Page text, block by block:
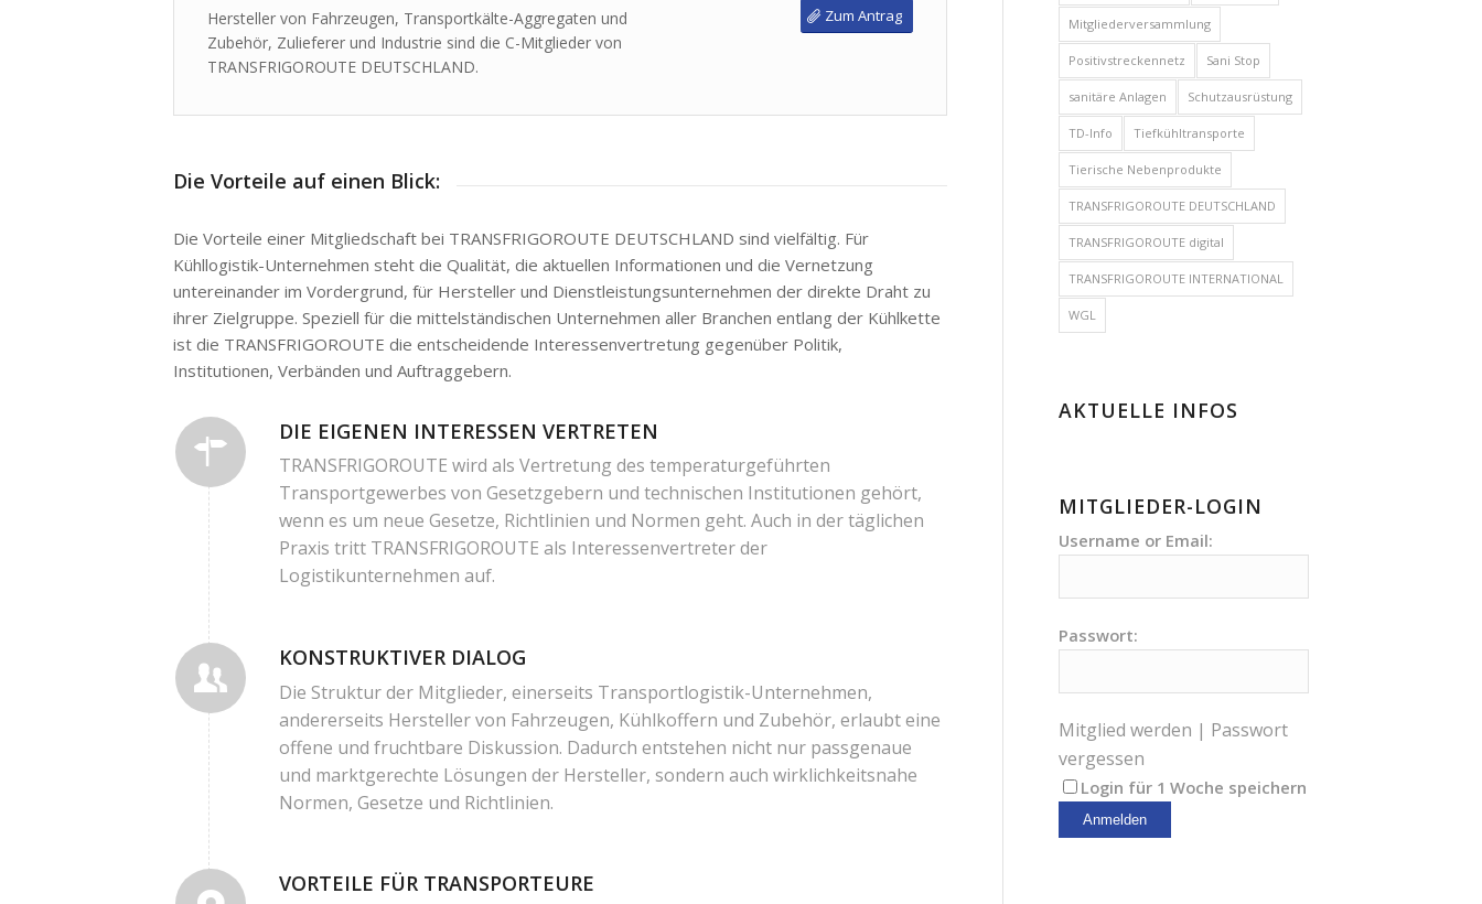
Hersteller von Fahrzeugen, Transportkälte-Aggregaten und
Zubehör, Zulieferer und Industrie sind die C-Mitglieder von
TRANSFRIGOROUTE DEUTSCHLAND.
Zum Antrag
Die Vorteile auf einen Blick:
Die Vorteile einer Mitgliedschaft bei TRANSFRIGOROUTE DEUTSCHLAND sind vielfältig. Für
Kühllogistik-Unternehmen steht die Qualität, die aktuellen Informationen und die Vernetzung
untereinander im Vordergrund, für Hersteller und Dienstleistungsunternehmen der direkte Draht zu
ihrer Zielgruppe. Speziell für die mittelständischen Unternehmen aller Branchen entlang der Kühlkette
ist die TRANSFRIGOROUTE die entscheidende Interessenvertretung gegenüber Politik,
Institutionen, Verbänden und Auftraggebern.
DIE EIGENEN INTERESSEN VERTRETEN
TRANSFRIGOROUTE wird als Vertretung des temperaturgeführten
Transportgewerbes von Gesetzgebern und technischen Institutionen gehört,
wenn es um neue Gesetze, Richtlinien und Normen geht. Auch in der täglichen
Praxis tritt TRANSFRIGOROUTE als Interessenvertreter der
Logistikunternehmen auf.
KONSTRUKTIVER DIALOG
Die Struktur der Mitglieder, einerseits Transportlogistik-Unternehmen,
andererseits Hersteller von Fahrzeugen, Kühlkoffern und Zubehör, erlaubt eine
offene und fruchtbare Diskussion. Dadurch entstehen nicht nur passgenaue
und marktgerechte Lösungen der Hersteller, sondern auch wirklichkeitsnahe
Normen, Gesetze und Richtlinien.
VORTEILE FÜR TRANSPORTEURE
Mitgliederversammlung
Positivstreckennetz Sani Stop
sanitäre Anlagen Schutzausrüstung
TD-Info Tiefkühltransporte
Tierische Nebenprodukte
TRANSFRIGOROUTE DEUTSCHLAND
TRANSFRIGOROUTE digital
TRANSFRIGOROUTE INTERNATIONAL
WGL
AKTUELLE INFOS
MITGLIEDER-LOGIN
Username or Email:
Passwort:
Mitglied werden | Passwort
vergessen
Login für 1 Woche speichern